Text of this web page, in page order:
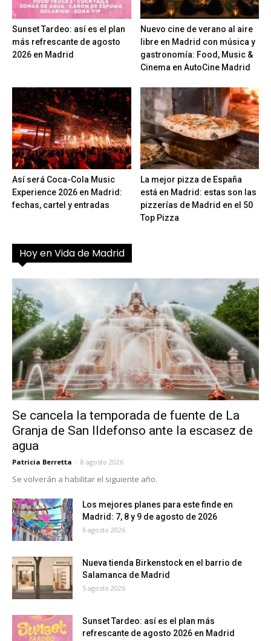
Sunset Tardeo: así es el plan
más refrescante de agosto
2026 en Madrid
Nuevo cine de verano al aire
libre en Madrid con música y
gastronomía: Food, Music &
Cinema en AutoCine Madrid
Así será Coca-Cola Music
Experience 2026 en Madrid:
fechas, cartel y entradas
La mejor pizza de España
está en Madrid: estas son las
pizzerías de Madrid en el 50
Top Pizza
Hoy en Vida de Madrid
Se cancela la temporada de fuente de La
Granja de San Ildefonso ante la escasez de
agua
Patricia Berretta - 8 agosto 2026
Se volverán a habilitar el siguiente año.
Los mejores planes para este finde en
Madrid: 7, 8 y 9 de agosto de 2026
6 agosto 2026
Nueva tienda Birkenstock en el barrio de
Salamanca de Madrid
5 agosto 2026
Sunset Tardeo: así es el plan más
refrescante de agosto 2026 en Madrid